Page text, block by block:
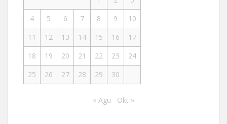
4
5 6 7 8 9
10
11
12 13 14 15 16
17
18
19 20 21 22 23
24
25
26 27 28 29 30
« Agu Okt »